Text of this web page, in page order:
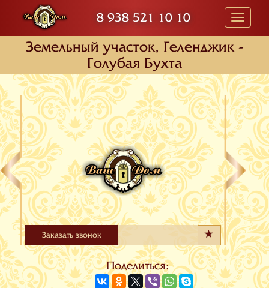
8 938 521 10 10
Toggle
Земельный участок, Геленджик -
Голубая Бухта
Заказать звонок
Поделиться: